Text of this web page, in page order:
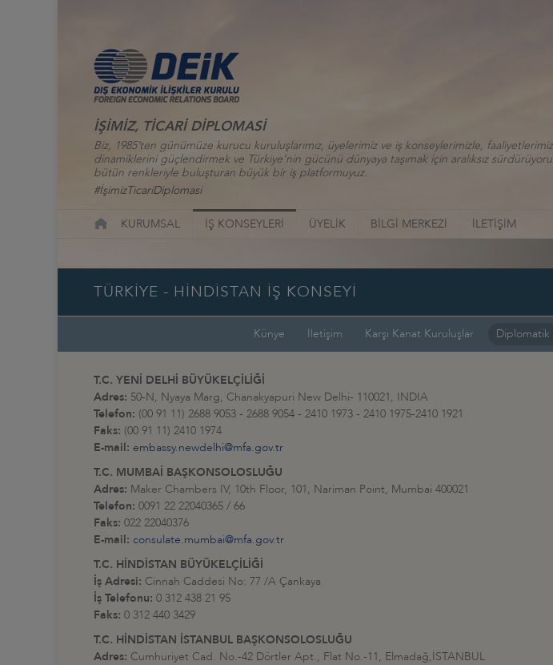
İŞİMİZ, TİCARİ DİPLOMASİ
Biz, 1985’ten günümüze kurucu kuruluşlarımız, üyelerimiz ve iş konseylerimizle,
dinamiklerini güçlendirmek ve Türkiye’nin gücünü dünyaya taşımak için aralıksız
bütün renkleriyle buluşturan büyük bir iş platformuyuz.
#İşimizTicariDiplomasi
KURUMSAL İŞ KONSEYLERİ ÜYELİK BİLGİ MERKEZİ İLETİŞİM
TÜRKİYE - HİNDİSTAN İŞ KONSEYİ
Künye İletişim Karşı Kanat Kuruluşlar Diplomatik
T.C. YENİ DELHİ BÜYÜKELÇİLİĞİ
Adres: 50-N, Nyaya Marg, Chanakyapuri New Delhi- 110021, INDIA
Telefon: (00 91 11) 2688 9053 - 2688 9054 - 2410 1973 - 2410 1975-2410 1921
Faks: (00 91 11) 2410 1974
E-mail: embassy.newdelhi@mfa.gov.tr
T.C. MUMBAİ BAŞKONSOLOSLUĞU
Adres: Maker Chambers IV, 10th Floor, 101, Nariman Point, Mumbai 400021
Telefon: 0091 22 22040365 / 66
Faks: 022 22040376
E-mail: consulate.mumbai@mfa.gov.tr
T.C. HİNDİSTAN BÜYÜKELÇİLİĞİ
İş Adresi: Cinnah Caddesi No: 77 /A Çankaya
İş Telefonu: 0 312 438 21 95
Faks: 0 312 440 3429
T.C. HİNDİSTAN İSTANBUL BAŞKONSOLOSLUĞU
Adres: Cumhuriyet Cad. No.-42 Dörtler Apt., Flat No.-11, Elmadağ,İSTANBUL